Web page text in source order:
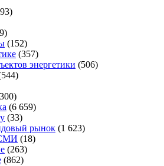
(152)
(357)
энергетики (506)
(6 659)
(33)
рынок (1 623)
СМИ (18)
(263)
(862)